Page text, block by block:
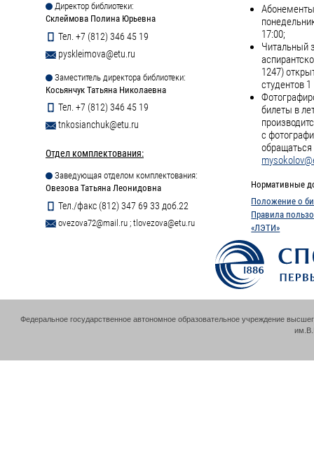
Директор библиотеки:
Склеймова Полина Юрьевна
Тел. +7 (812) 346 45 19
pyskleimova@etu.ru
Заместитель директора библиотеки:
Косьянчук Татьяна Николаевна
Тел. +7 (812) 346 45 19
tnkosianchuk@etu.ru
Отдел комплектования:
Заведующая отделом комплектования:
Овезова Татьяна Леонидовна
Тел./факс (812) 347 69 33 доб.22
ovezova72@mail.ru ; tlovezova@etu.ru
17:00;
Читальный
1247)
студентов
билеты в
с
обращаться
Нормативные
Положение о
Правила
«ЛЭТИ»
Федеральное государственное автономное образовательное учреждение